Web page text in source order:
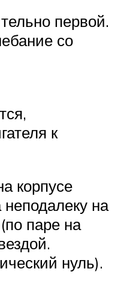
первой.
со
к
корпусе
на
паре на
нуль).